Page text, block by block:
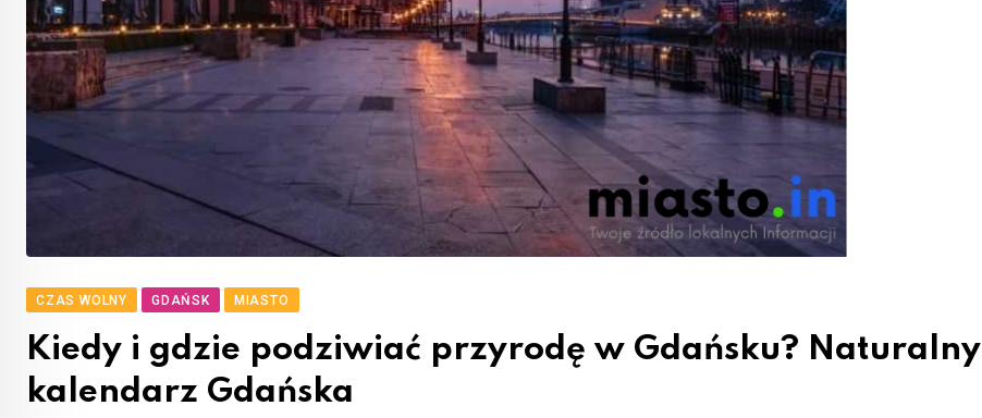
CZAS WOLNY GDAŃSK MIASTO
Kiedy i gdzie podziwiać przyrodę w Gdańsku? Naturalny
kalendarz Gdańska